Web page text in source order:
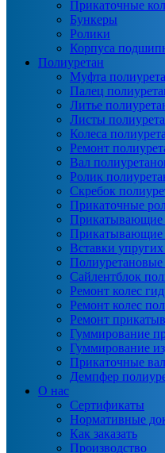
Прикаточные
Бункеры
Ролики
Корпуса
Полиуретан
Муфта
Палец
Литье
Листы
Колеса
Ремонт
Вал
Ролик
Скребок
Прикаточные
Прикатывающие
Прикатывающие
Вставки
Полиуретановые
Сайлентблок
Ремонт колес
Ремонт колес
Ремонт
Гуммирование
Гуммирование
Прикаточные
Демпфер
О нас
Сертификаты
Нормативные
Как заказать
Производство